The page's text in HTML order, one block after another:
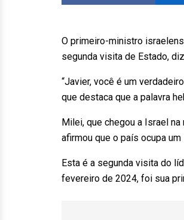
O primeiro-ministro
segunda visita de Estado,
“Javier, você é um
que destaca que a palavra
Milei, que chegou a Israel
afirmou que o país ocupa
Esta é a segunda visita do
fevereiro de 2024, foi sua